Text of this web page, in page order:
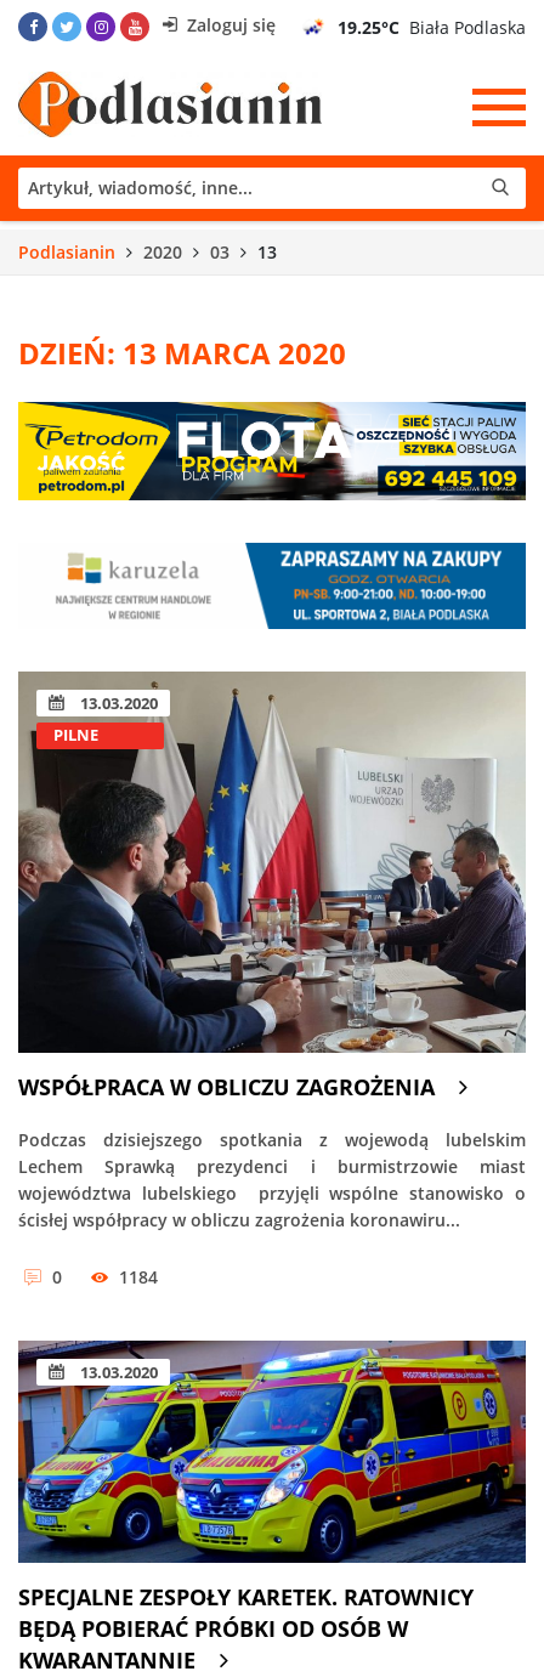
Zaloguj się 19.25°C Biała Podlaska
Podlasianin 2020 03 13
DZIEŃ: 13 MARCA 2020
13.03.2020
PILNE
WSPÓŁPRACA W OBLICZU ZAGROŻENIA
Podczas dzisiejszego spotkania z wojewodą lubelskim
Lechem Sprawką prezydenci i burmistrzowie miast
województwa lubelskiego przyjęli wspólne stanowisko o
ścisłej współpracy w obliczu zagrożenia koronawiru...
0 1184
13.03.2020
SPECJALNE ZESPOŁY KARETEK. RATOWNICY
BĘDĄ POBIERAĆ PRÓBKI OD OSÓB W
KWARANTANNIE